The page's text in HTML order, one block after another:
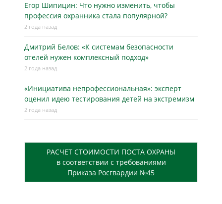
Егор Шипицин: Что нужно изменить, чтобы
профессия охранника стала популярной?
2 года назад
Дмитрий Белов: «К системам безопасности
отелей нужен комплексный подход»
2 года назад
«Инициатива непрофессиональная»: эксперт
оценил идею тестирования детей на экстремизм
2 года назад
РАСЧЕТ СТОИМОСТИ ПОСТА ОХРАНЫ
в соответствии с требованиями
Приказа Росгвардии №45